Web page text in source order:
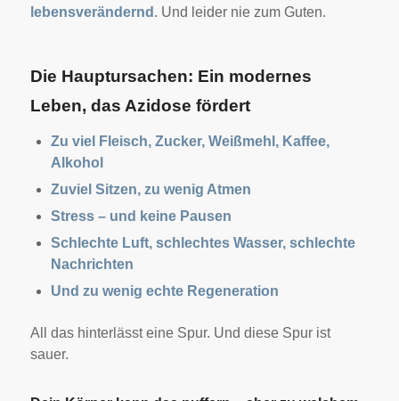
lebensverändernd . Und leider nie zum Guten.
Die Hauptursachen: Ein modernes
Leben, das Azidose fördert
Zu viel Fleisch, Zucker, Weißmehl, Kaffee,
Alkohol
Zuviel Sitzen, zu wenig Atmen
Stress – und keine Pausen
Schlechte Luft, schlechtes Wasser, schlechte
Nachrichten
Und zu wenig echte Regeneration
All das hinterlässt eine Spur. Und diese Spur ist
sauer.